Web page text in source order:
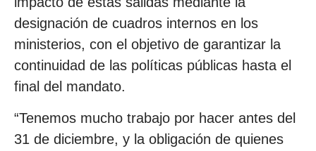
designación de cuadros internos en los
ministerios, con el objetivo de garantizar la
continuidad de las políticas públicas hasta el
final del mandato.
“Tenemos mucho trabajo por hacer antes del
31 de diciembre, y la obligación de quienes